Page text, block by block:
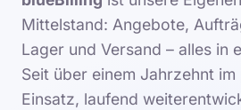
Mittelstand: Angebote,
Lager und Versand – alles in
Seit über einem Jahrzehnt
Einsatz, laufend